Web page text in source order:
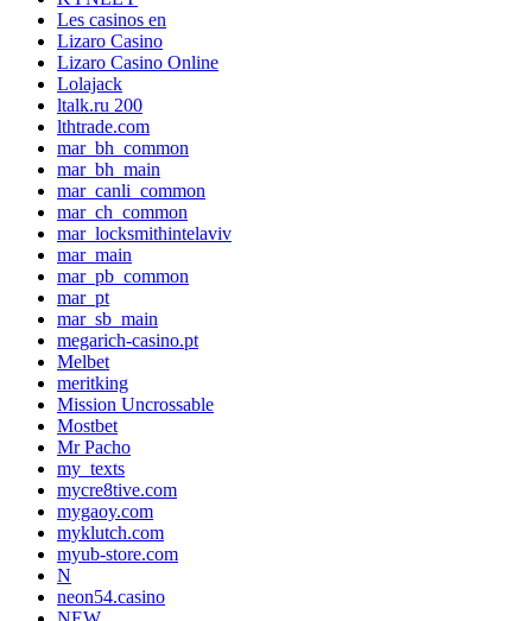
Les casinos en
Lizaro Casino
Lizaro Casino Online
Lolajack
ltalk.ru 200
lthtrade.com
mar_bh_common
mar_bh_main
mar_canli_common
mar_ch_common
mar_locksmithintelaviv
mar_main
mar_pb_common
mar_pt
mar_sb_main
megarich-casino.pt
Melbet
meritking
Mission Uncrossable
Mostbet
Mr Pacho
my_texts
mycre8tive.com
mygaoy.com
myklutch.com
myub-store.com
N
neon54.casino